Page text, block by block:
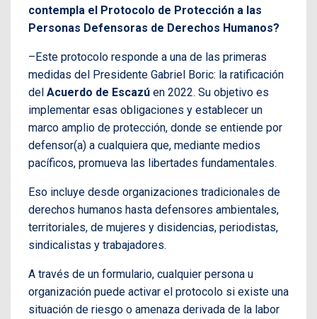
contempla el Protocolo de Protección a las
Personas Defensoras de Derechos Humanos?
–Este protocolo responde a una de las primeras
medidas del Presidente Gabriel Boric: la ratificación
del Acuerdo de Escazú en 2022. Su objetivo es
implementar esas obligaciones y establecer un
marco amplio de protección, donde se entiende por
defensor(a) a cualquiera que, mediante medios
pacíficos, promueva las libertades fundamentales.
Eso incluye desde organizaciones tradicionales de
derechos humanos hasta defensores ambientales,
territoriales, de mujeres y disidencias, periodistas,
sindicalistas y trabajadores.
A través de un formulario, cualquier persona u
organización puede activar el protocolo si existe una
situación de riesgo o amenaza derivada de la labor